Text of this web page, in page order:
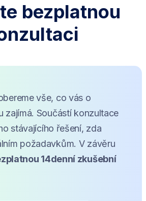
bezplatnou
vše, co vás o
zajímá. Součástí konzultace
stávajícího řešení, zda
požadavkům. V závěru
14denní zkušební